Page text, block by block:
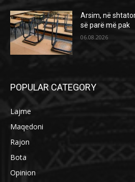
Arsim, në
së parë më pak
06.08.2026
POPULAR CATEGORY
Lajme
Maqedoni
Rajon
Bota
Opinion